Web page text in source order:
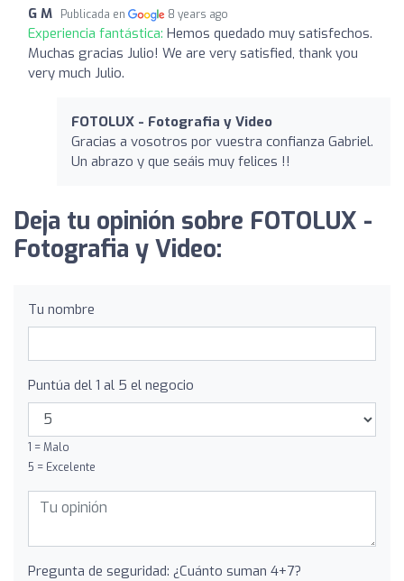
G M Publicada en 8 years ago
Experiencia fantástica: Hemos quedado muy satisfechos.
Muchas gracias Julio! We are very satisfied, thank you
very much Julio.
FOTOLUX - Fotografia y Video
Gracias a vosotros por vuestra confianza Gabriel.
Un abrazo y que seáis muy felices !!
Deja tu opinión sobre FOTOLUX -
Fotografia y Video:
Tu nombre
Puntúa del 1 al 5 el negocio
1 = Malo
5 = Excelente
Pregunta de seguridad: ¿Cuánto suman 4+7?